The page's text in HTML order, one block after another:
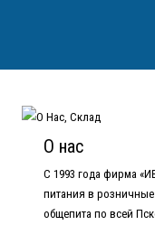
О нас
С 1993 года фирма
питания в
общепита по всей